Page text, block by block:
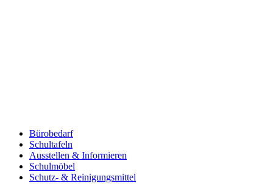
Bürobedarf
Schultafeln
Ausstellen & Informieren
Schulmöbel
Schutz- & Reinigungsmittel